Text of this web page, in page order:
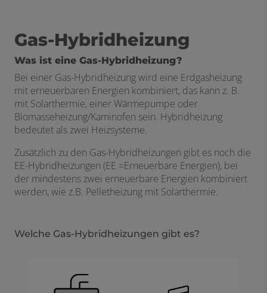
Gas-Hybridheizung
Was ist eine Gas-Hybridheizung?
Bei einer Gas-Hybridheizung wird eine Erdgasheizung
mit erneuerbaren Energien kombiniert, das kann z. B.
mit Solarthermie, einer Wärmepumpe oder
Biomasseheizung/Kaminofen sein. Hybridheizung
bedeutet als zwei Heizsysteme.
Zusätzlich zu den Gas-Hybridheizungen gibt es noch die
EE-Hybridheizungen (EE =Erneuerbare Energien), bei
der mindestens zwei erneuerbare Energien kombiniert
werden, wie z.B. Pelletheizung mit Solarthermie.
Welche Gas-Hybridheizungen gibt es?